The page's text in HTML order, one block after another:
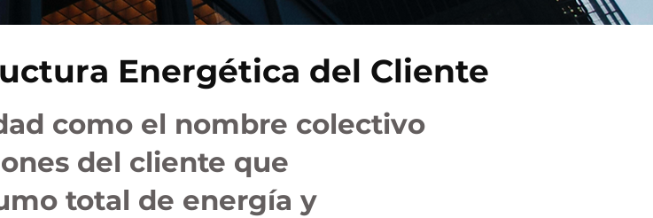
Energética del Cliente
como el nombre colectivo
del cliente que
total de energía y